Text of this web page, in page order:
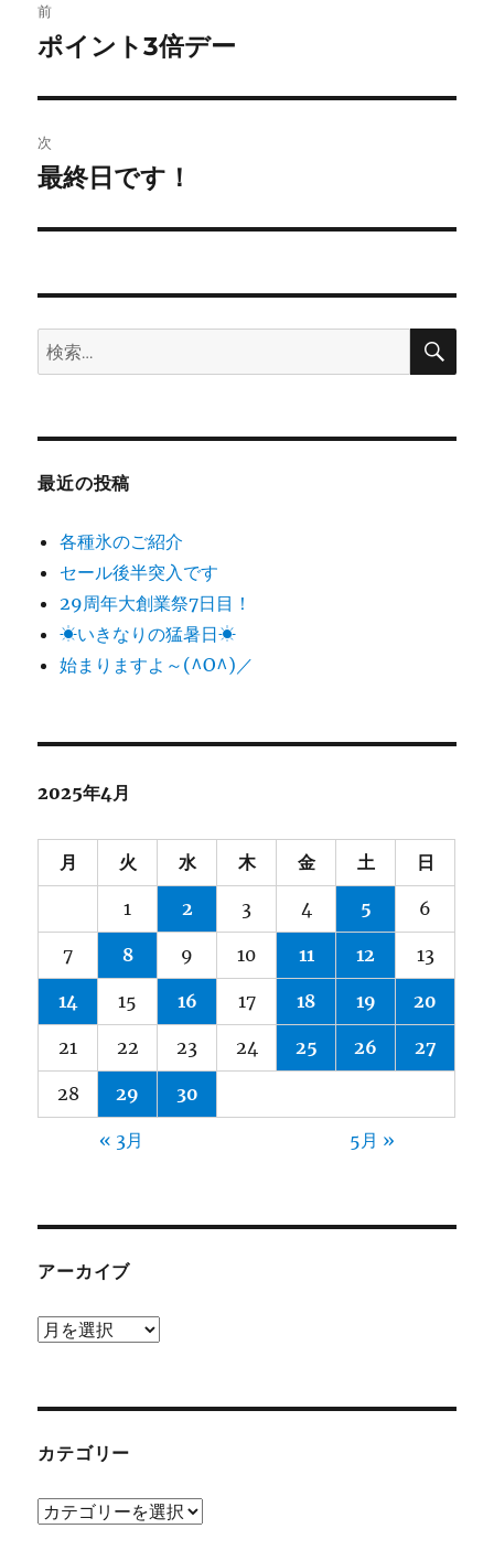
稿
ビ
ゲ
ー
ン
前
前
投
稿:
ポイント3倍デー
次
次
投
最終日です！
検
索:
検
最近の投稿
各種氷のご紹介
セール後半突入です
29周年大創業祭7日目！
☀いきなりの猛暑日☀
始まりますよ～(^O^)／
2025年4月
月 火 水 木 金 土 日
1 2 3 4 5 6
7 8 9 10 11 12 13
14 15 16 17 18 19 20
21 22 23 24 25 26 27
28 29 30
« 3月 5月 »
アーカイブ
ア
ブ
カテゴリー
カ